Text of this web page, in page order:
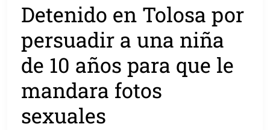
Detenido en Tolosa por
persuadir a una niña
de 10 años para que le
mandara fotos
sexuales